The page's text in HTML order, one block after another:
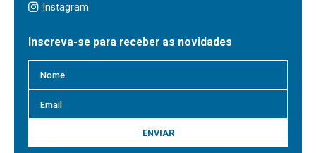
Instagram
Inscreva-se para receber as novidades
ENVIAR